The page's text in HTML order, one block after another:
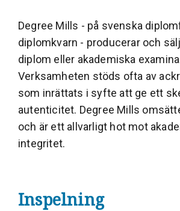
Degree Mills - på svenska
diplomkvarn - producerar och
diplom eller akademiska
Verksamheten stöds ofta av
som inrättats i syfte att ge ett
autenticitet. Degree Mills
och är ett allvarligt hot mot
integritet.
Inspelning